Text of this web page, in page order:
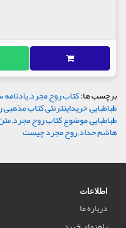
برچسب ها:کتاب روح مجرد,
طباطبایی,خریداینترنتی کتاب
طباطبایی,موضوع کتاب روح مجرد,
هاشم حداد,روح مجرد چیست
اطلاعات
درباره ما